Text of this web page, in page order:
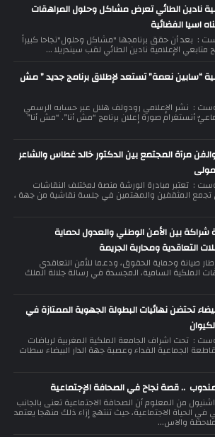
نادين الطائي تعرض مشاكل وحلول المراهقات
اسيا الفضائية
: بعد أن حقق برنامجها "مشاكل وحلول"نجاحا كبيراً
متابعي الإعلامية نادين الطائي لقب سيندريلا ...
“سابين نعمة” تستعد لإطلاق برنامج جديد ” مش
: نشر الإعلامي رودولف هلال عبر حسابه الرسمي
أنستغرام صورة إعلان برنامج “مش أنا”. “مش أنا”
مرآة المجتمع بين الدكتور خالد غطاس والشاعر
: تعتبر مبادرة الورشة منصة لمختلف النقاشات
تجمع المثقفين والمهتمين في جلسة نقاشية من جهة ،
شراكة بين الأمن الوطني والعدول لحماية
التعاقدية ومحاربة الجريمة
صيانة وحماية الحقوق، ودعما للأمن التعاقدي
الملكية السامية، المجسدة في رسالة جلالة الملك
تحتضن نهائيات البطولة الجهوية الممتازة في
: تحت اشراف الجامعة الملكية المغربية لرياضات
الجماعية الفداء وعصبة جهة الدار البيضاء سطات
.. قصة نجاح في الصحافة الإجتماعية
من المعلوم أن الصحافة الاجتماعية تعنى بالجانب
في الحياة الاجتماعية، حيث تنتهج إزاء ذلك منهجا يعتمد
والاس...